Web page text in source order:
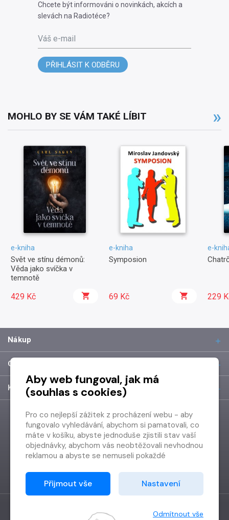
Chcete být informováni o novinkách, akcích a
slevách na Radiotéce?
Váš e-mail
PŘIHLÁSIT K ODBĚRU
MOHLO BY SE VÁM TAKÉ LÍBIT
e-kniha
Svět ve stínu démonů:
Věda jako svíčka v
temnotě
429 Kč
e-kniha
Symposion
69 Kč
e-
229
Nákup
O společnosti
Kontakt
Aby web fungoval, jak má
(souhlas s cookies)
Pro co nejlepší zážitek z procházení webu - aby
fungovalo vyhledávání, abychom si pamatovali, co
máte v košíku, abyste jednoduše zjistili stav vaší
objednávky, abychom vás neobtěžovali nevhodnou
reklamou a abyste se nemuseli pokaždé
Proto od vás potřebujeme souhlas se
zpracováním souborů cookies
Děkujeme, že nám ho dáte a pomůžete nám tak
Přijmout vše Nastavení
Odmítnout vše